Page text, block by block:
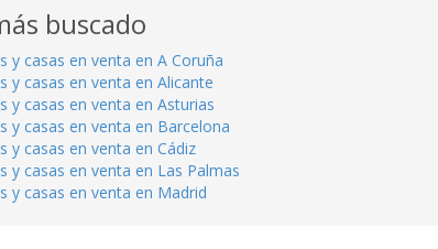
buscado
y casas en venta en A Coruña
y casas en venta en Alicante
y casas en venta en Asturias
y casas en venta en Barcelona
y casas en venta en Cádiz
y casas en venta en Las Palmas
y casas en venta en Madrid